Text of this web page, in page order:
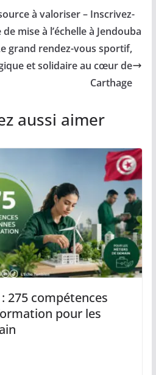
à valoriser – Inscrivez-
mise à l’échelle à Jendouba
grand rendez-vous sportif,
et solidaire au cœur de
Carthage
aussi aimer
275 compétences
pour les